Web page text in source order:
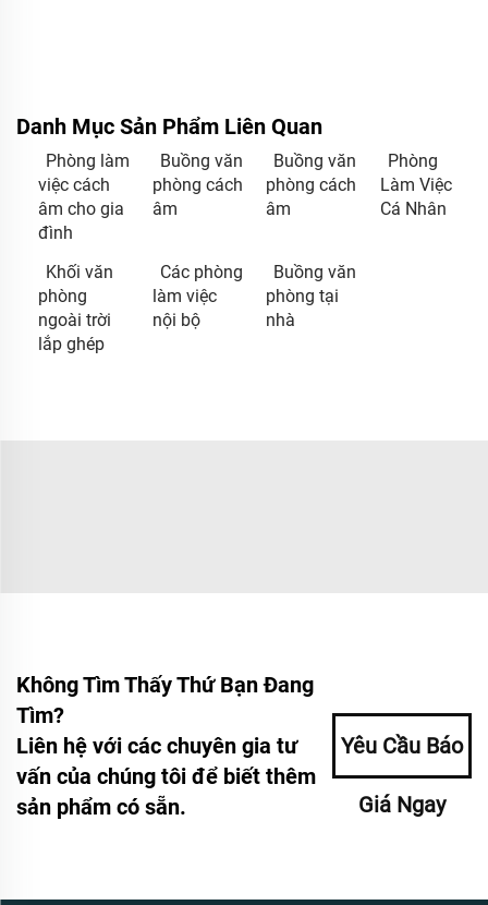
Danh Mục Sản Phẩm Liên Quan
Phòng làm
việc cách
âm cho gia
đình
Buồng văn
phòng cách
âm
Buồng văn
phòng cách
âm
Phòng
Làm Việc
Cá Nhân
Khối văn
phòng
ngoài trời
lắp ghép
Các phòng
làm việc
nội bộ
Buồng văn
phòng tại
nhà
Không Tìm Thấy Thứ Bạn Đang
Tìm?
Liên hệ với các chuyên gia tư
vấn của chúng tôi để biết thêm
sản phẩm có sẵn.
Yêu Cầu Báo
Giá Ngay